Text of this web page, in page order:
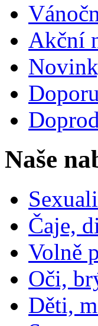
Akční
Naše
Čaje,
Volně
Oči,
Děti,